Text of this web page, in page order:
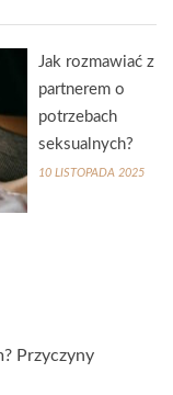
Jak rozmawiać z
partnerem o
potrzebach
seksualnych?
10 LISTOPADA 2025
Przyczyny